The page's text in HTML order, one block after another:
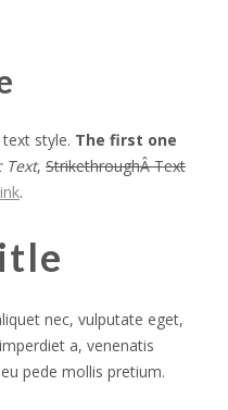
style. The first one
Text, StrikethroughÂ Text
.
nec, vulputate eget,
a, venenatis
pede mollis pretium.